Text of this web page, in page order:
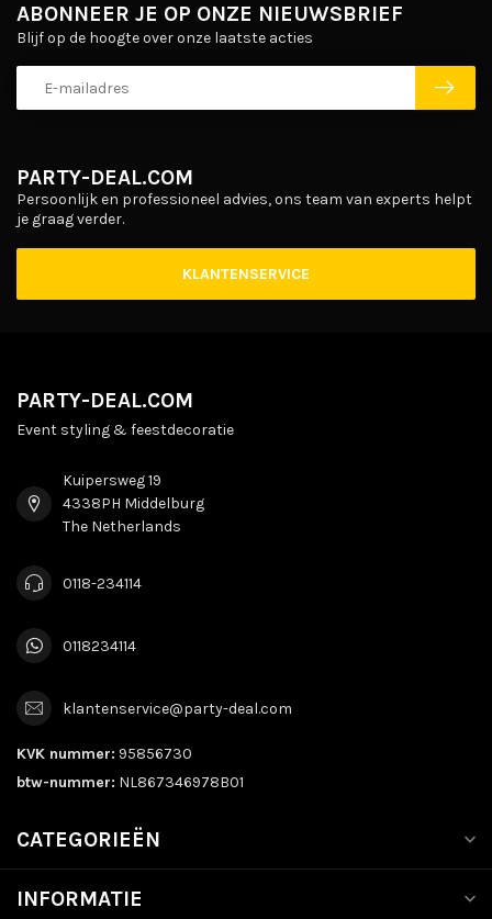
PARTY-DEAL.COM
Persoonlijk en professioneel advies, ons team van experts helpt
je graag verder.
KLANTENSERVICE
ABONNEER JE OP ONZE NIEUWSBRIEF
Blijf op de hoogte over onze laatste acties
PARTY-DEAL.COM
Event styling & feestdecoratie
Kuipersweg 19
4338PH Middelburg
The Netherlands
0118-234114
0118234114
klantenservice@party-deal.com
KVK nummer: 95856730
btw-nummer: NL867346978B01
CATEGORIEËN
INFORMATIE